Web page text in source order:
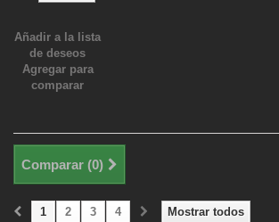
Añadir a la lista
de deseos
Agregar para
comparar
Comparar (0)
Mostrar todos
1 2 3 4